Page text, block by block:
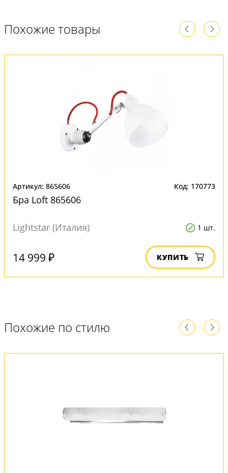
Похожие товары
Артикул: 865606 Код: 170773
Бра Loft 865606
Lightstar (Италия) 1 шт.
14 999 ₽ КУПИТЬ
Похожие по стилю